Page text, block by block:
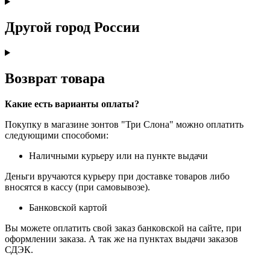
Другой город России
Возврат товара
Какие есть варианты оплаты?
Покупку в магазине зонтов "Три Слона" можно оплатить
следующими способоми:
Наличными курьеру или на пункте выдачи
Деньги вручаются курьеру при доставке товаров либо
вносятся в кассу (при самовывозе).
Банковской картой
Вы можете оплатить свой заказ банковской на сайте, при
оформлении заказа. А так же на пунктах выдачи заказов
СДЭК.